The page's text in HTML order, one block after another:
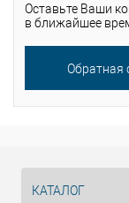
Оставьте Ваши
в ближайшее
Обратная
КАТАЛОГ